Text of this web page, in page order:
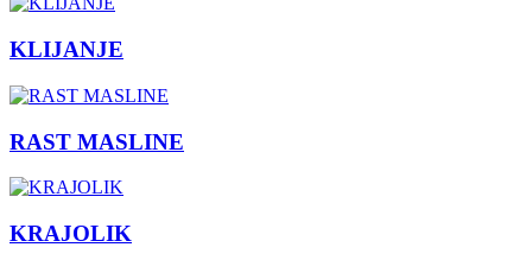
KLIJANJE
RAST MASLINE
KRAJOLIK